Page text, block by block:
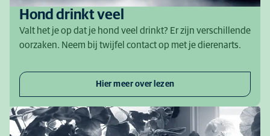
Hond drinkt veel
Valt het je op dat je hond veel drinkt? Er zijn verschillende
oorzaken. Neem bij twijfel contact op met je dierenarts.
Hier meer over lezen